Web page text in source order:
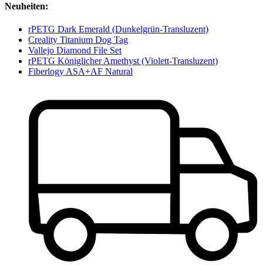
Neuheiten:
rPETG Dark Emerald (Dunkelgrün-Transluzent)
Creality Titanium Dog Tag
Vallejo Diamond File Set
rPETG Königlicher Amethyst (Violett-Transluzent)
Fiberlogy ASA+AF Natural